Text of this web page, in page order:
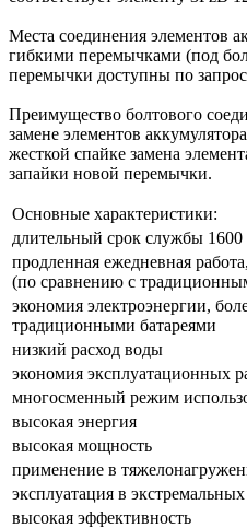
Места соединения элементов
гибкими перемычками (под
перемычки доступны по
Преимущество болтового
замене элементов
жесткой спайке замена
запайки новой перемычки.
Основные характеристики:
длительный срок службы 1600
продленная ежедневная
(по сравнению с
экономия электроэнергии,
традиционными батареями
низкий расход воды
экономия эксплуатационных
многосменный режим
высокая энергия
высокая мощность
применение в
эксплуатация в
высокая эффективность